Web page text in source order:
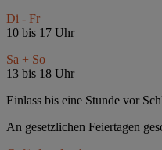
Di - Fr
10 bis 17 Uhr
Sa + So
13 bis 18 Uhr
Einlass bis eine Stunde vor
An gesetzlichen Feiertagen